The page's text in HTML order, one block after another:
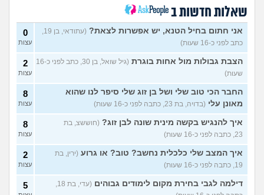
(מבולבלת בת 17, בת 17)
חרדי שרוצה להיות חילוני איך
לומר להורים?
(אהרן, בן 16)
7
עצות
מתמטיקה בגרות ומגן
בת 17)
מתלבטת לגבי שנה הבאה
(Girl, בת 17)
5
עצות
סדרת ילדות שאני לא מצליח
למצוא (יונתן, בן 18)
4
עצות
יש בנינו מתח אבל אני לא
(לחוצה, בת 16)
6
הברזתי לעצמי או שהצלתי את
הכבוד שלי?
4
שאלות חדשות ב
אני חתום בחיל הטנא, יש אפשרות לצאת?
(עתודאי, בן 19,
כתב לפני כ-16 שעות)
0
עצות
הצבת גבולות מול אחות בוגרת
(גיל שואל, בן 30, כתב לפני כ-16
שעות)
2
עצות
החבר הכי טוב שלי ושל בן זוג שלי סיפר לנו שהוא
מאונן עלי (בדויה, בת 23, כתבה לפני כ-16 שעות)
8
עצות
איך להנגיש בקשה מינית שונה לבן זוג? (חוששצ, בת
23, כתבה לפני כ-16 שעות)
8
עצות
איך המצב שלי כלכלית נחשב? טוב? או גרוע (ירין, בת
19, כתבה לפני כ-16 שעות)
2
עצות
דילמה לגבי בחירת מקום לימודים גבוהים
(עדי, בת 18,
5